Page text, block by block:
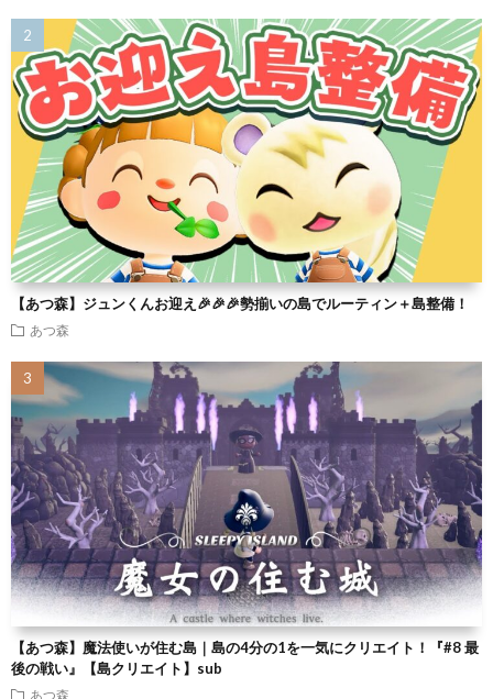
【あつ森】ジュンくんお迎え🎉🎉🎉勢揃いの島でルーティン＋島整備！
あつ森
【あつ森】魔法使いが住む島｜島の4分の1を一気にクリエイト！『#8 最
後の戦い』【島クリエイト】sub
あつ森